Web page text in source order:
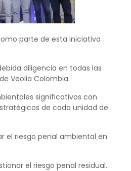
parte de esta iniciativa
diligencia en todas las
Veolia Colombia.
significativos con
de cada unidad de
el riesgo penal ambiental en
el riesgo penal residual.